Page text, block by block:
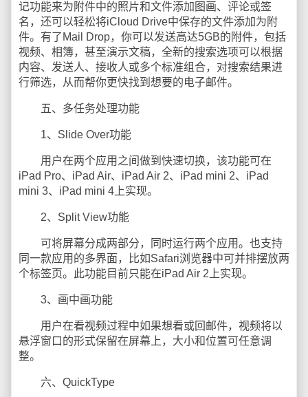
记功能来为附件中的照片和文件添加图画、评论或签
名，还可以轻松将iCloud Drive中保存的文件添加为附
件。有了Mail Drop，你可以发送高达5GB的附件，包括
视频、相簿，甚至演示文稿，全新的搜索选项可以根据
内容、发送人、接收人或多个标准组合，对搜索结果进
行筛选，从而帮你更快找到想要的电子邮件。
五、多任务处理功能
1、Slide Over功能
用户在两个应用之间做到快速切换，该功能可在
iPad Pro、iPad Air、iPad Air 2、iPad mini 2、iPad
mini 3、iPad mini 4上实现。
2、Split View功能
可将屏幕分成两部分，同时运行两个应用。也支持
同一款应用的多界面，比如Safari浏览器中可并排摆放两
个标签页。此功能目前只能在iPad Air 2上实现。
3、画中画功能
用户在看视频过程中如果想看或回邮件，视频将以
悬浮窗口的形式保留在屏幕上，大小和位置可任意调
整。
六、QuickType